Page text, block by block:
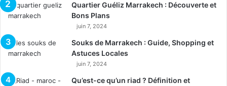
Quartier Guéliz Marrakech : Découverte et
Bons Plans
juin 7, 2024
Souks de Marrakech : Guide, Shopping et
Astuces Locales
juin 7, 2024
Qu’est-ce qu’un riad ? Définition et